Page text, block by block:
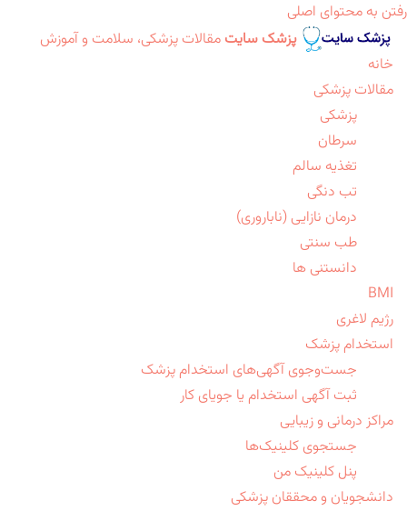
رفتن به محتوای اصلی
پزشک سایت مقالات پزشکی، سلامت و آموزش
خانه
مقالات پزشکی
پزشکی
سرطان
تغذیه سالم
تب دنگی
درمان نازایی (ناباروری)
طب سنتی
دانستنی ها
BMI
رژیم لاغری
استخدام پزشک
جست‌وجوی آگهی‌های استخدام پزشک
ثبت آگهی استخدام یا جویای کار
مراکز درمانی و زیبایی
جستجوی کلینیک‌ها
پنل کلینیک من
دانشجویان و محققان پزشکی